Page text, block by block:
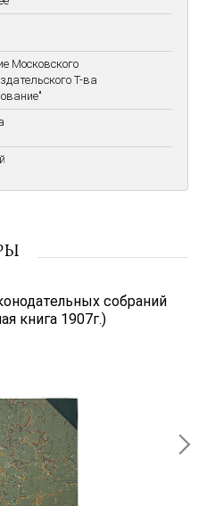
конца 1902 года.- 1903-й год.-
год.
Московского
Т-ва
собраний
книга 1907г.)